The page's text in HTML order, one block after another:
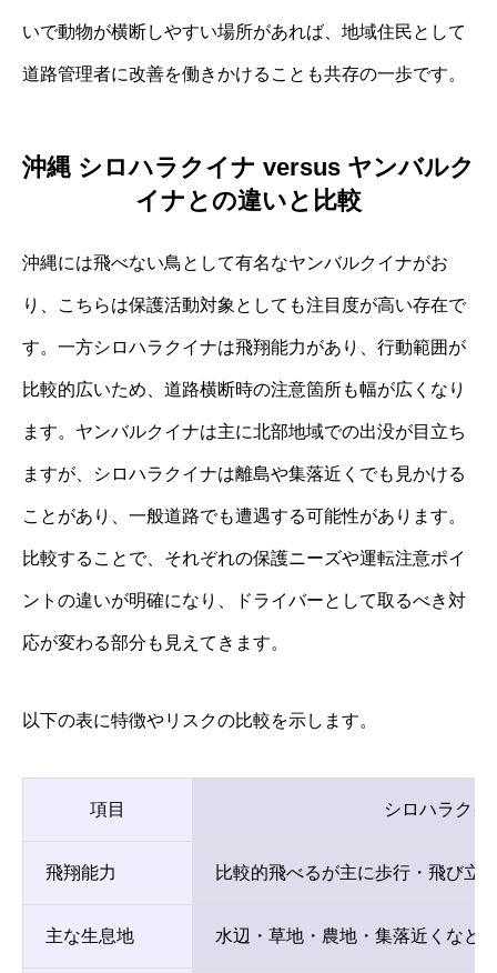
いで動物が横断しやすい場所があれば、地域住民として
道路管理者に改善を働きかけることも共存の一歩です。
沖縄 シロハラクイナ versus ヤンバルク
イナとの違いと比較
沖縄には飛べない鳥として有名なヤンバルクイナがお
り、こちらは保護活動対象としても注目度が高い存在で
す。一方シロハラクイナは飛翔能力があり、行動範囲が
比較的広いため、道路横断時の注意箇所も幅が広くなり
ます。ヤンバルクイナは主に北部地域での出没が目立ち
ますが、シロハラクイナは離島や集落近くでも見かける
ことがあり、一般道路でも遭遇する可能性があります。
比較することで、それぞれの保護ニーズや運転注意ポイ
ントの違いが明確になり、ドライバーとして取るべき対
応が変わる部分も見えてきます。
以下の表に特徴やリスクの比較を示します。
項目 シロハラクイ
飛翔能力 比較的飛べるが主に歩行・飛び立
主な生息地 水辺・草地・農地・集落近くなど